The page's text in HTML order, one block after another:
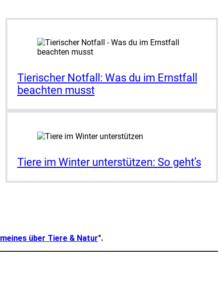
Tie­ri­scher Not­fall: Was du im Ernst­fall
beach­ten musst
Tie­re im Win­ter unter­stüt­zen: So geht’s
über Tiere & Natur".